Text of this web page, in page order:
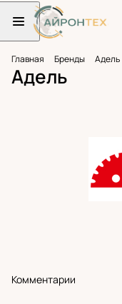
Главная Бренды Адель
Адель
Комментарии